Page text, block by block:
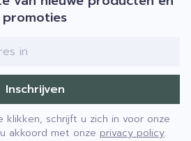
promoties
Inschrijven
klikken, schrijft u zich in voor onze
akkoord met onze privacy policy.